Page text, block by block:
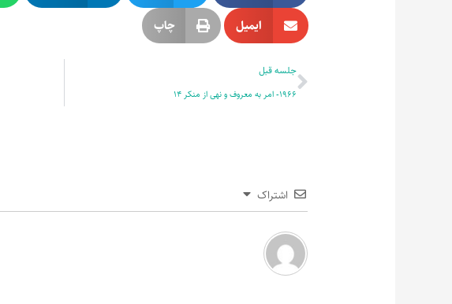
ایمیل
چاپ
قبلی
جلسه قبل
1966- امر به معروف و نهی از منکر 14
اشتراک